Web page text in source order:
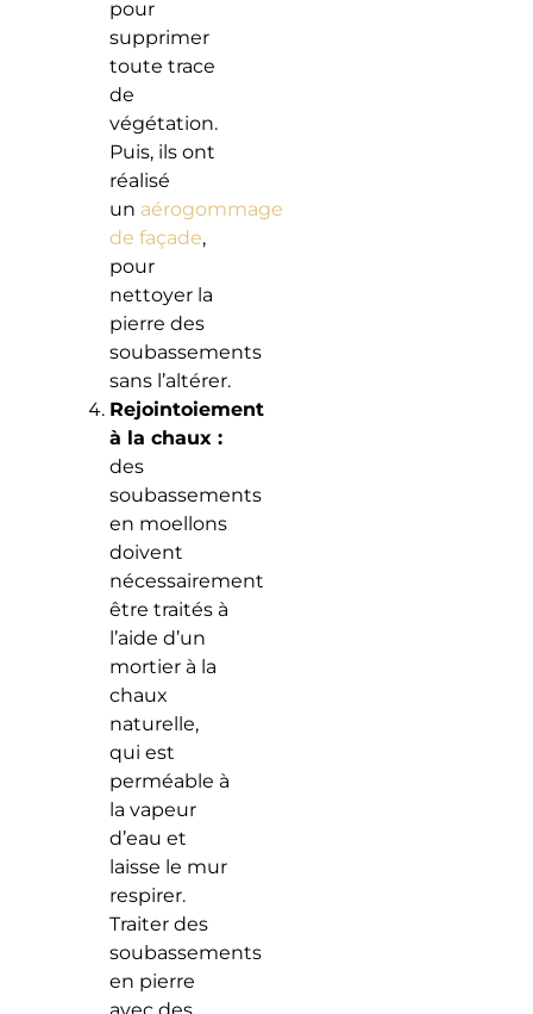
pour
supprimer
toute trace
de
végétation.
Puis, ils ont
réalisé
un aérogommage
de façade,
pour
nettoyer la
pierre des
soubassements
sans l’altérer.
Rejointoiement
à la chaux :
des
soubassements
en moellons
doivent
nécessairement
être traités à
l’aide d’un
mortier à la
chaux
naturelle,
qui est
perméable à
la vapeur
d’eau et
laisse le mur
respirer.
Traiter des
soubassements
en pierre